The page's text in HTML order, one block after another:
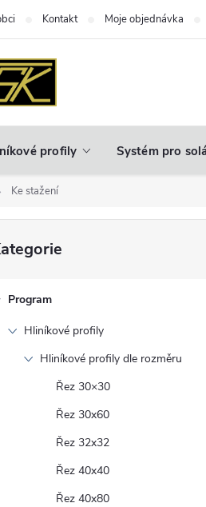
Kontakt Moje objednávka
profily Systém pro
Ke stažení
Program
Hliníkové profily
Hliníkové profily dle rozměru
Řez 30×30
Řez 30x60
Řez 32x32
Řez 40x40
Řez 40x80